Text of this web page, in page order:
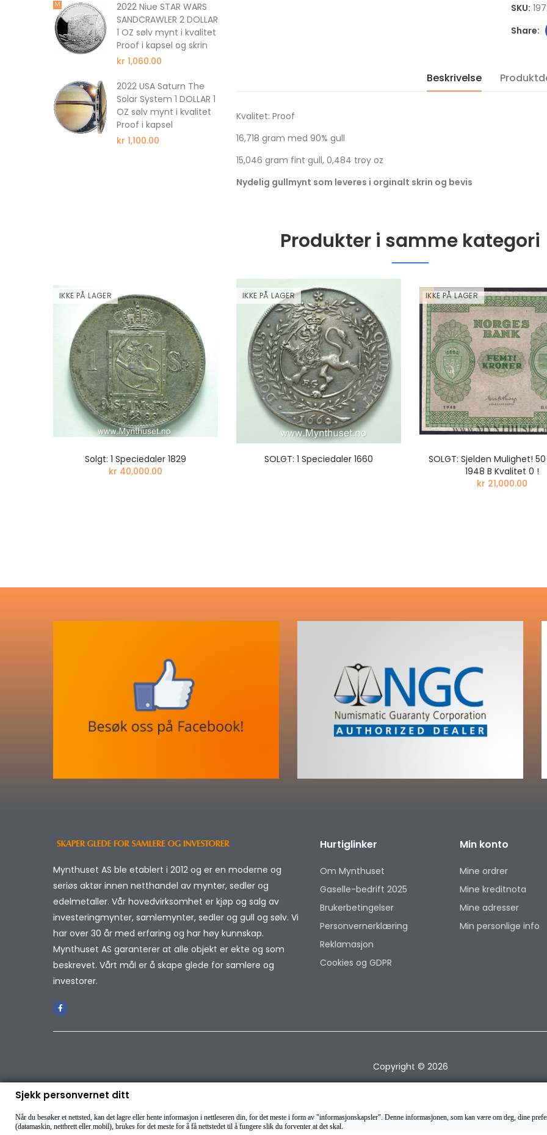
SKU:
Beskrivelse
Kvalitet: Proof
16,718 gram med 90% gull
15,046 gram fint gull, 0,484 troy oz
Nydelig gullmynt som leveres i orginalt skrin og bevis
2022 Niue STAR WARS
SANDCRAWLER 2 DOLLAR
1 OZ sølv mynt i kvalitet
Proof i kapsel og skrin
kr 1,060.00
2022 USA Saturn The
Solar System 1 DOLLAR 1
OZ sølv mynt i kvalitet
Proof i kapsel
kr 1,100.00
Provincial Flower
kr 60,000.00
2022 Niue STAR
SANDCRAWLER 2
1 OZ sølv mynt i
Produkter i samme kategori
IKKE PÅ LAGER
Solgt: 1 Speciedaler 1829
kr 40,000.00
IKKE PÅ LAGER
SOLGT: 1 Speciedaler 1660
IKKE PÅ LAGER
SOLGT: Sjelden Mulighet!
1948 B Kvalitet 0 !
kr 21,000.00
Mynthuset AS ble etablert i 2012 og er en moderne og
seriøs aktør innen netthandel av mynter, sedler og
edelmetaller. Vår hovedvirksomhet er kjøp og salg av
investeringmynter, samlemynter, sedler og gull og sølv. Vi
har over 30 år med erfaring og har høy kunnskap.
Mynthuset AS garanterer at alle objekt er ekte og som
beskrevet. Vårt mål er å skape glede for samlere og
investorer.
Hurtiglinker
Om Mynthuset
Gaselle-bedrift 2025
Brukerbetingelser
Personvernerklæring
Reklamasjon
Cookies og GDPR
Min konto
Mine ordrer
Mine kreditnota
Mine adresser
Min personlige info
Copyright © 2026
Sjekk personvernet ditt
Når du besøker et nettsted, kan det lagre eller hente informasjon i nettleseren din, for det meste i form av "informasjonskapsler". Denne informasjonen, som kan være om deg, dine
(datamaskin, nettbrett eller mobil), brukes for det meste for å få nettstedet til å fungere slik du forventer at det skal.